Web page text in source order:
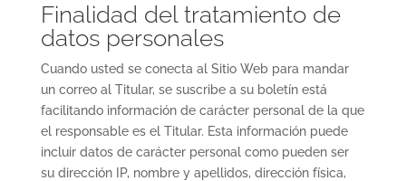
Finalidad del tratamiento de
datos personales
Cuando usted se conecta al Sitio Web para mandar
un correo al Titular, se suscribe a su boletín está
facilitando información de carácter personal de la que
el responsable es el Titular. Esta información puede
incluir datos de carácter personal como pueden ser
su dirección IP, nombre y apellidos, dirección física,